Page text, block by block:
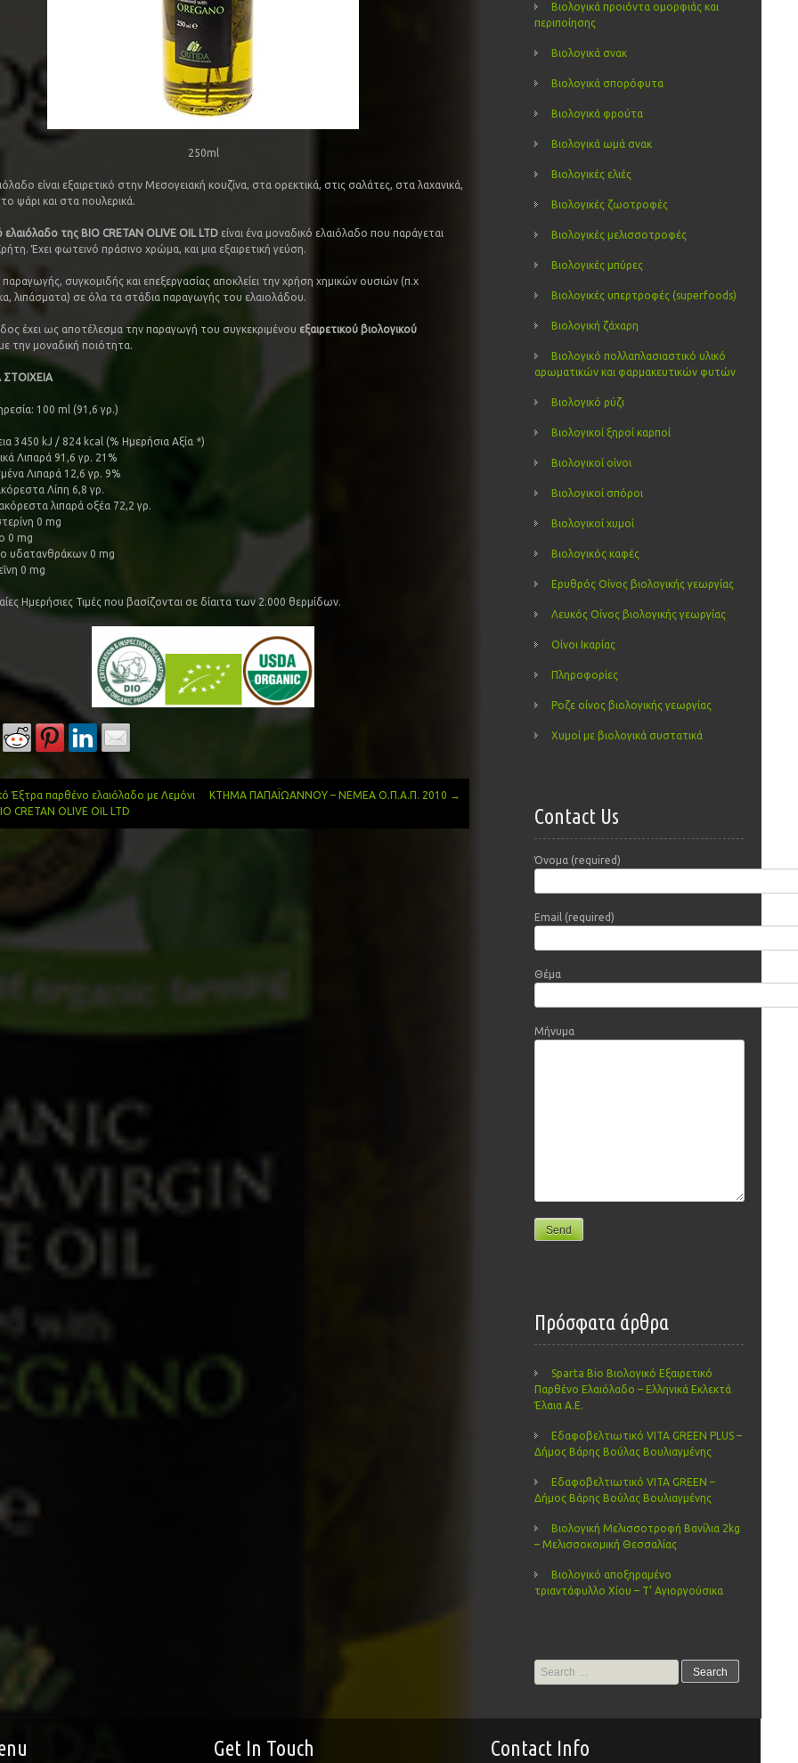
250ml
είναι εξαιρετικό στην Μεσογειακή κουζίνα, στα ορεκτικά, στις σαλάτες, στα λαχανικά,
ψάρι και στα πουλερικά.
ελαιόλαδο της BIO CRETAN OLIVE OIL LTD είναι ένα μοναδικό ελαιόλαδο που παράγεται
Έχει φωτεινό πράσινο χρώμα, και μια εξαιρετική γεύση.
παραγωγής, συγκομιδής και επεξεργασίας αποκλείει την χρήση χημικών ουσιών (π.χ
λιπάσματα) σε όλα τα στάδια παραγωγής του ελαιολάδου.
έχει ως αποτέλεσμα την παραγωγή του συγκεκριμένου εξαιρετικού βιολογικού
με την μοναδική ποιότητα.
100 ml (91,6 γρ.)
3450 kJ / 824 kcal (% Ημερήσια Αξία *)
Λιπαρά 91,6 γρ. 21%
Λιπαρά 12,6 γρ. 9%
Λίπη 6,8 γρ.
λιπαρά οξέα 72,2 γρ.
0 mg
0 mg
υδατανθράκων 0 mg
0 mg
Ημερήσιες Τιμές που βασίζονται σε δίαιτα των 2.000 θερμίδων.
Έξτρα παρθένο ελαιόλαδο με Λεμόνι
CRETAN OLIVE OIL LTD
ΚΤΗΜΑ ΠΑΠΑΪΩΑΝΝΟΥ – ΝΕΜΕΑ Ο.Π.Α.Π. 2010 →
Βιολογικά προιόντα ομορφιάς και
περιποίησης
Βιολογικά σνακ
Βιολογικά σπορόφυτα
Βιολογικά φρούτα
Βιολογικά ωμά σνακ
Βιολογικές ελιές
Βιολογικές ζωοτροφές
Βιολογικές μελισσοτροφές
Βιολογικές μπύρες
Βιολογικές υπερτροφές (superfoods)
Βιολογική ζάχαρη
Βιολογικό πολλαπλασιαστικό υλικό
αρωματικών και φαρμακευτικών φυτών
Βιολογικό ρύζι
Βιολογικοί ξηροί καρποί
Βιολογικοί οίνοι
Βιολογικοί σπόροι
Βιολογικοί χυμοί
Βιολογικός καφές
Ερυθρός Οίνος βιολογικής γεωργίας
Λευκός Οίνος βιολογικής γεωργίας
Οίνοι Ικαρίας
Πληροφορίες
Ροζε οίνος βιολογικής γεωργίας
Χυμοί με βιολογικά συστατικά
Contact Us
Όνομα (required)
Email (required)
Θέμα
Μήνυμα
Πρόσφατα άρθρα
Sparta Bio Βιολογικό Εξαιρετικό
Παρθένο Ελαιόλαδο – Ελληνικά Εκλεκτά
Έλαια Α.Ε.
Εδαφοβελτιωτικό VITA GREEN PLUS –
Δήμος Βάρης Βούλας Βουλιαγμένης
Εδαφοβελτιωτικό VITA GREEN –
Δήμος Βάρης Βούλας Βουλιαγμένης
Βιολογική Μελισσοτροφή Βανίλια 2kg
– Μελισσοκομική Θεσσαλίας
Βιολογικό αποξηραμένο
τριαντάφυλλο Χίου – Τ’ Αγιοργούσικα
Search
for:
Get In Touch Contact Info